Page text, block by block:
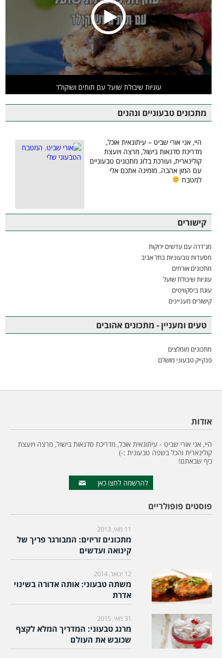
עוגיות שיבולת שועל עם תותים ושוקולד
מתכונים טבעוניים ונהנים
היי, אני אורי שביט – עיתונאית אוכל,
מדריכת סדנאות בישול, מרצה ויועצת
קולינארית, ועורכת בלוג מתכונים טבעוניים
עם המון אהבה. מזמינה אתכם אלי
למטבח
קישורים
מג'דרה עם עדשים ירוקות
מסעדות טבעוניות בתל אביב
מתכונים אורחים
עוגיות שיבולת שועל
עוגת ביסקוויטים
קישורים מעניינים
טעים ומעניין - מתכונים אהובים
מתכונים מומלצים
פנקייק טבעוני מושלם
אודות
היי, אני אורי שביט - עיתונאית אוכל, מדריכת סדנאות בישול, מרצה ויועצת
קולינארית והכל בשפה טבעונית :-)
כיף שבאתם!
להרשמה לחצו כאן
פוסטים פופולריים
11 מאי, 2013
מתכונים זריזים: המבורגר פריך של
קינואה ועדשים
12 ינואר, 2014
משתה טבעוני: אותה אדורה בשינוי
אדרת
31 מאי, 2015
מרנג טבעוני: המדריך המלא לקצף
שכובש את העולם